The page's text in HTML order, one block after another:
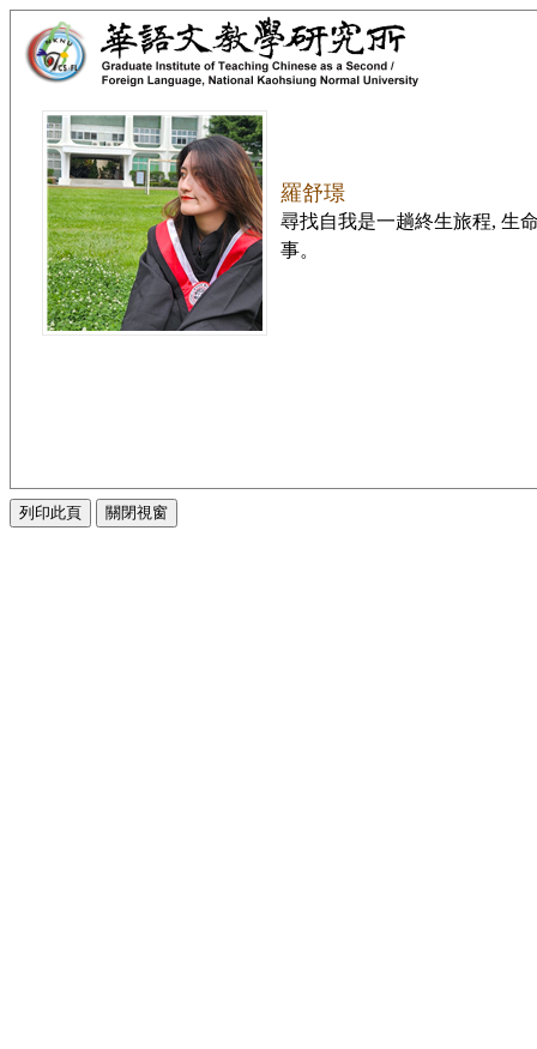
羅舒璟
尋找自我是一趟終生旅程, 生
事。